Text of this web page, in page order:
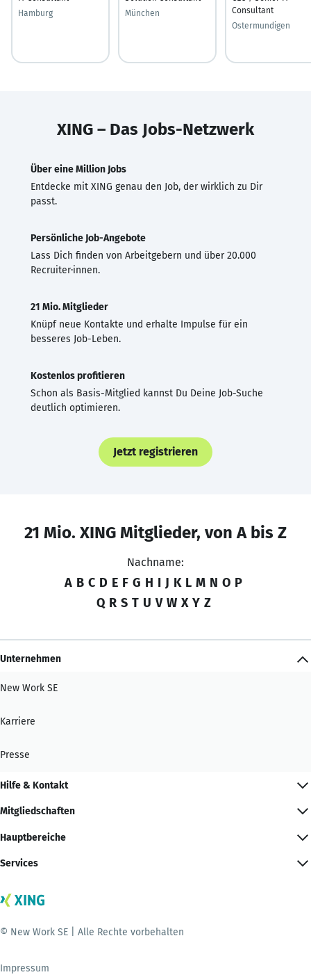
Hamburg
München
Consultant
Ostermundigen
XING – Das Jobs-Netzwerk
Über eine Million Jobs
Entdecke mit XING genau den Job, der wirklich zu Dir
passt.
Persönliche Job-Angebote
Lass Dich finden von Arbeitgebern und über 20.000
Recruiter·innen.
21 Mio. Mitglieder
Knüpf neue Kontakte und erhalte Impulse für ein
besseres Job-Leben.
Kostenlos profitieren
Schon als Basis-Mitglied kannst Du Deine Job-Suche
deutlich optimieren.
Jetzt registrieren
21 Mio. XING Mitglieder, von A bis Z
Nachname:
A B C D E F G H I J K L M N O P
Q R S T U V W X Y Z
Unternehmen
New Work SE
Karriere
Presse
Hilfe & Kontakt
Mitgliedschaften
Hauptbereiche
Services
© New Work SE | Alle Rechte vorbehalten
Impressum